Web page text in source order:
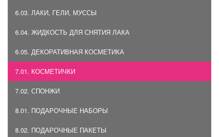
6.03. ЛАКИ, ГЕЛИ, МУССЫ
6.04. ЖИДКОСТЬ ДЛЯ СНЯТИЯ ЛАКА
6.05. ДЕКОРАТИВНАЯ КОСМЕТИКА
7.01. КОСМЕТИЧКИ
7.02. СПОНЖИ
8.01. ПОДАРОЧНЫЕ НАБОРЫ
8.02. ПОДАРОЧНЫЕ ПАКЕТЫ